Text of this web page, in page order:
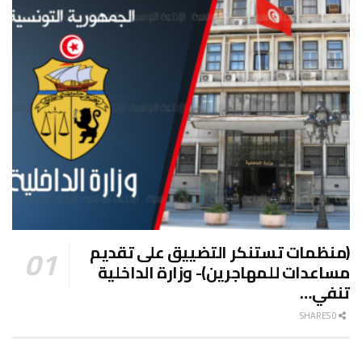
(منظمات تستنكر التضييق على تقديم
مساعدات للمهاجرين)- وزارة الداخلية
تنفي…